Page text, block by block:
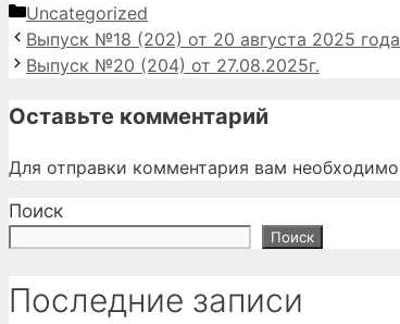
Рубрики
Uncategorized
Выпуск №18 (202) от 20 августа 2025 года
Выпуск №20 (204) от 27.08.2025г.
Оставьте комментарий
Для отправки комментария вам необходимо
Поиск
Поиск
Последние записи